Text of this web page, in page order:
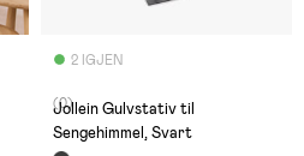
2 IGJEN
(0)
Jollein Gulvstativ til
Sengehimmel, Svart